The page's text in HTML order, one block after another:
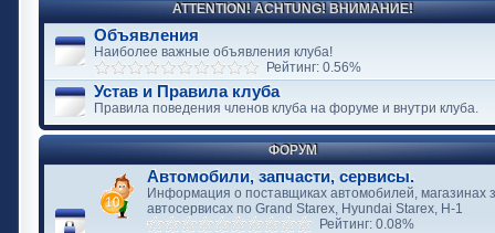
ATTENTION! ACHTUNG! ВНИМАНИЕ!
Объявления
Наиболее важные объявления клуба!
Рейтинг: 0.56%
Устав и Правила клуба
Правила поведения членов клуба на форуме и внутри клуба.
ФОРУМ
Автомобили, запчасти, сервисы.
Информация о поставщиках автомобилей, магазинах
автосервисах по Grand Starex, Hyundai Starex, H-1
Рейтинг: 0.08%